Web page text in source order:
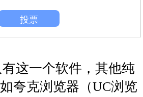
投票
这一个软件，其他纯
夸克浏览器（UC浏览